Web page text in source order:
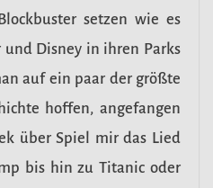
setzen wie es
Disney in ihren Parks
auf ein paar der größte
hoffen, angefangen
über Spiel mir das Lied
bis hin zu Titanic oder